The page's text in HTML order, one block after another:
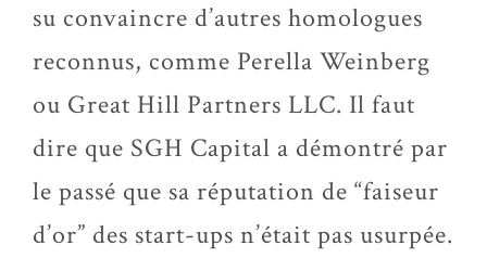
su convaincre d’autres homologues
reconnus, comme Perella Weinberg
ou Great Hill Partners LLC. Il faut
dire que SGH Capital a démontré par
le passé que sa réputation de “faiseur
d’or” des start-ups n’était pas usurpée.